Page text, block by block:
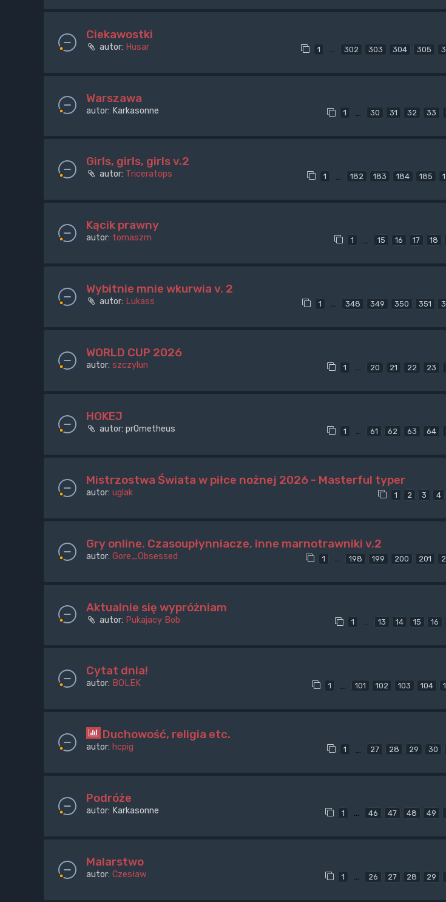
Ciekawostki
autor: Husar 1 … 302 303 304 305
Warszawa
autor: Karkasonne 1 … 30 31 32 33
Girls, girls, girls v.2
autor: Triceratops 1 … 182 183 184 185
Kącik prawny
autor: tomaszm 1 15 16 17 18
Wybitnie mnie wkurwia v. 2
autor: Lukass 1 … 348 349 350 351
WORLD CUP 2026
autor: szczylun 1 … 20 21 22 23
HOKEJ
autor: pr0metheus 1 … 61 62 63 64
Mistrzostwa Świata w piłce nożnej 2026 - Masterful typer
autor: uglak 1 2 3 4
Gry online. Czasoupłynniacze, inne marnotrawniki v.2
autor: Gore_Obsessed 1 … 198 199 200 201
Aktualnie się wypróżniam
autor: Pukajacy Bob 1 … 13 14 15 16
Cytat dnia!
autor: BOLEK 1 … 101 102 103 104
Duchowość, religia etc.
autor: hcpig 1 27 28 29 30
Podróże
autor: Karkasonne 1 … 46 47 48 49
Malarstwo
autor: Czesław 1 … 26 27 28 29